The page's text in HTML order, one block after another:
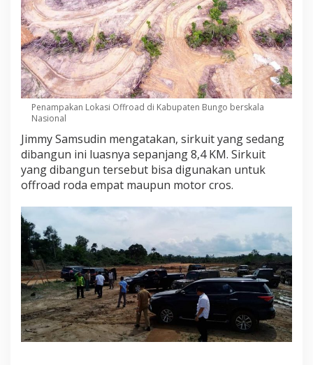
Penampakan Lokasi Offroad di Kabupaten Bungo berskala
Nasional
Jimmy Samsudin mengatakan, sirkuit yang sedang
dibangun ini luasnya sepanjang 8,4 KM. Sirkuit
yang dibangun tersebut bisa digunakan untuk
offroad roda empat maupun motor cros.